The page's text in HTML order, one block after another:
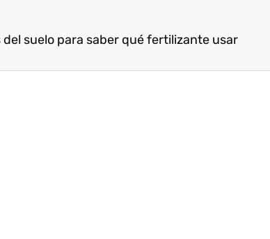
suelo para saber qué fertilizante usar